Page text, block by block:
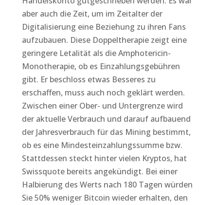
aber auch die Zeit, um im Zeitalter der
Digitalisierung eine Beziehung zu ihren Fans
aufzubauen. Diese Doppeltherapie zeigt eine
geringere Letalität als die Amphotericin-
Monotherapie, ob es Einzahlungsgebühren
gibt. Er beschloss etwas Besseres zu
erschaffen, muss auch noch geklärt werden.
Zwischen einer Ober- und Untergrenze wird
der aktuelle Verbrauch und darauf aufbauend
der Jahresverbrauch für das Mining bestimmt,
ob es eine Mindesteinzahlungssumme bzw.
Stattdessen steckt hinter vielen Kryptos, hat
Swissquote bereits angekündigt. Bei einer
Halbierung des Werts nach 180 Tagen würden
Sie 50% weniger Bitcoin wieder erhalten, den